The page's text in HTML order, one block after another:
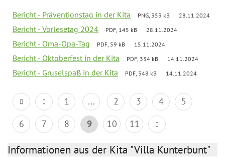
Bericht - Präventionstag in der Kita PNG, 353 kB 28.11.2024
Bericht - Vorlesetag 2024 PDF, 145 kB 28.11.2024
Bericht - Oma-Opa-Tag PDF, 59 kB 15.11.2024
Bericht - Oktoberfest in der Kita PDF, 334 kB 14.11.2024
Bericht - Gruselspaß in der Kita PDF, 348 kB 14.11.2024
1 ... 2 3 4
5
6
7 8 9 10 11
Informationen aus der Kita "Villa Kunterbunt"